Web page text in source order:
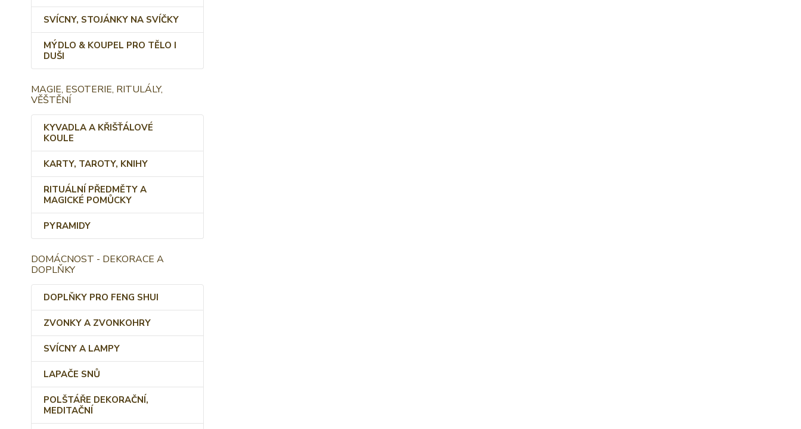
SVÍCNY, STOJÁNKY NA SVÍČKY
MÝDLO & KOUPEL PRO TĚLO I
DUŠI
MAGIE, ESOTERIE, RITULÁLY,
VĚŠTĚNÍ
KYVADLA A KŘIŠŤÁLOVÉ
KOULE
KARTY, TAROTY, KNIHY
RITUÁLNÍ PŘEDMĚTY A
MAGICKÉ POMŮCKY
PYRAMIDY
DOMÁCNOST - DEKORACE A
DOPLŇKY
DOPLŇKY PRO FENG SHUI
ZVONKY A ZVONKOHRY
SVÍCNY A LAMPY
LAPAČE SNŮ
POLŠTÁŘE DEKORAČNÍ,
MEDITAČNÍ